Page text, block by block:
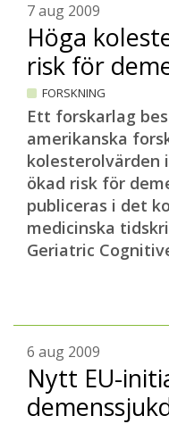
7 aug 2009
Höga
risk för
FORSKNING
Ett forskarlag
amerikanska
kolesterolvärden
ökad risk för
publiceras i det
medicinska
Geriatric
6 aug 2009
Nytt EU-